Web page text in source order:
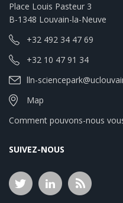
Place Louis Pasteur 3
B-1348 Louvain-la-Neuve
+32 492 34 47 69
+32 10 47 91 34
lln-
Map
Comment pouvons-nous
SUIVEZ-NOUS